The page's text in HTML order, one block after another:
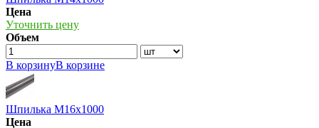
Цена
Уточнить цену
Объем
В корзинуВ корзине
Шпилька М16х1000
Цена